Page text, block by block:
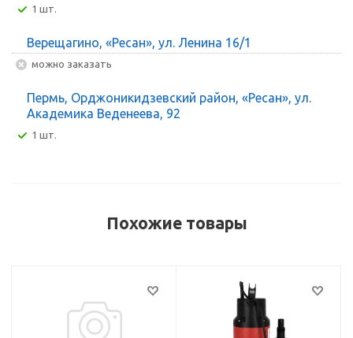
1 шт.
Верещагино, «Ресан», ул. Ленина 16/1
Можно заказать
Пермь, Орджоникидзевский район, «Ресан», ул.
Академика Веденеева, 92
1 шт.
Похожие товары